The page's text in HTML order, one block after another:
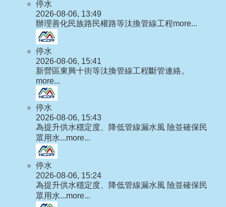
停水
2026-08-06, 13:49
辦理善化民族路民權路等汰換管線工程more...
停水
2026-08-06, 15:41
新營區東興十街等汰換管線工程斷管連絡。
more...
停水
2026-08-06, 15:43
為提升供水穩定度、降低管線漏水風 險並確保民
眾用水...more...
停水
2026-08-06, 15:24
為提升供水穩定度、降低管線漏水風 險並確保民
眾用水...more...